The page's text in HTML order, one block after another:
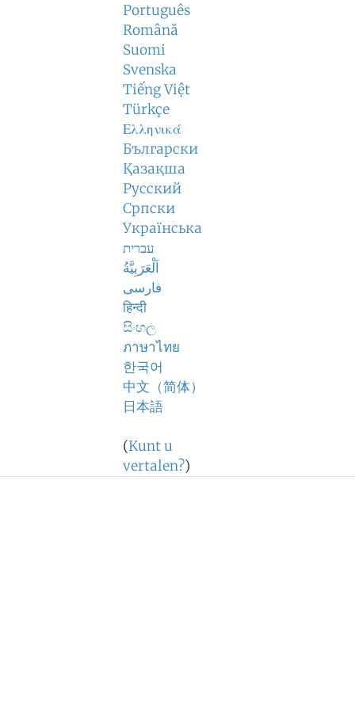
Português
Română
Suomi
Svenska
Tiếng Việt
Türkçe
Ελληνικά
Български
Қазақша
Русский
Српски
Українська
עברית
اَلْعَرَبِيَّةُ
فارسی
हिन्दी
සිංහල
ภาษาไทย
한국어
中文（简体）
日本語
(Kunt u
vertalen?)